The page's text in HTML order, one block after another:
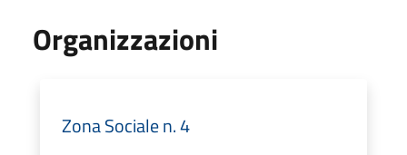
Organizzazioni
Zona Sociale n. 4